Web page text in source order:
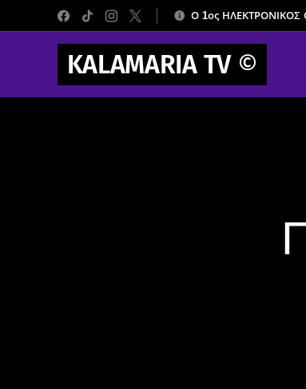
Ο 1ος
KALAMARIA TV©